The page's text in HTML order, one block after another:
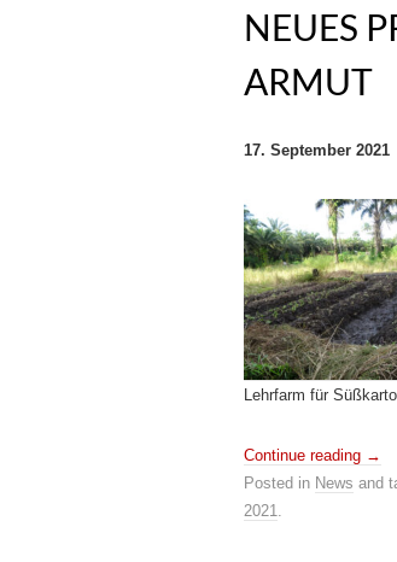
NEUES
ARMUT
17. September 2021
Lehrfarm für
Continue reading →
Posted in News and
2021